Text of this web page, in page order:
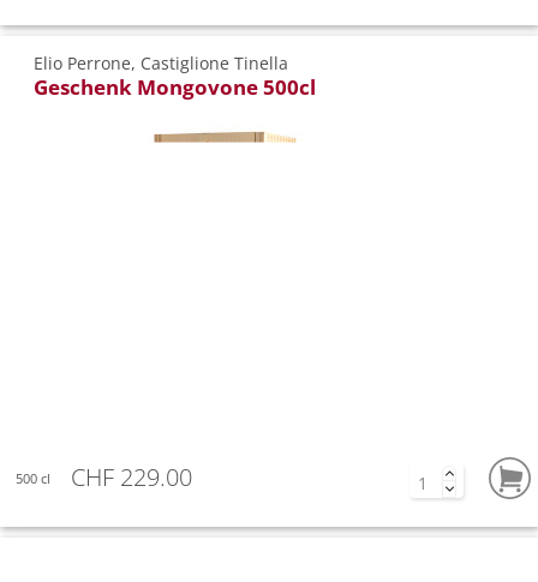
Elio Perrone, Castiglione Tinella
Geschenk Mongovone 500cl
500 cl CHF 229.00